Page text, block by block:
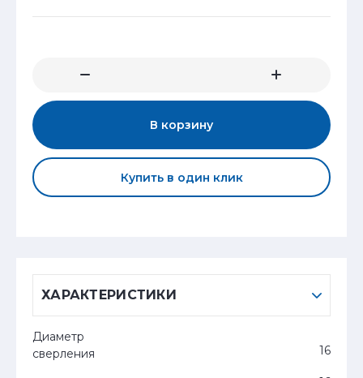
В корзину
Купить в один клик
ХАРАКТЕРИСТИКИ
Диаметр
сверления
16